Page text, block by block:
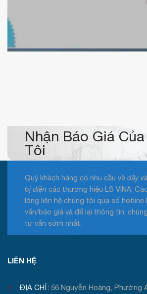
Nhận Báo Giá
Tôi
Quý khách hàng có nhu cầu về dây
bị điện các thương hiệu LS VINA,
lòng liên hệ chúng tôi qua số
vấn/báo giá và để lại thông tin,
tư vấn sớm nhất.
LIÊN HỆ
ĐỊA CHỈ: 56 Nguyễn Hoàng, Phường